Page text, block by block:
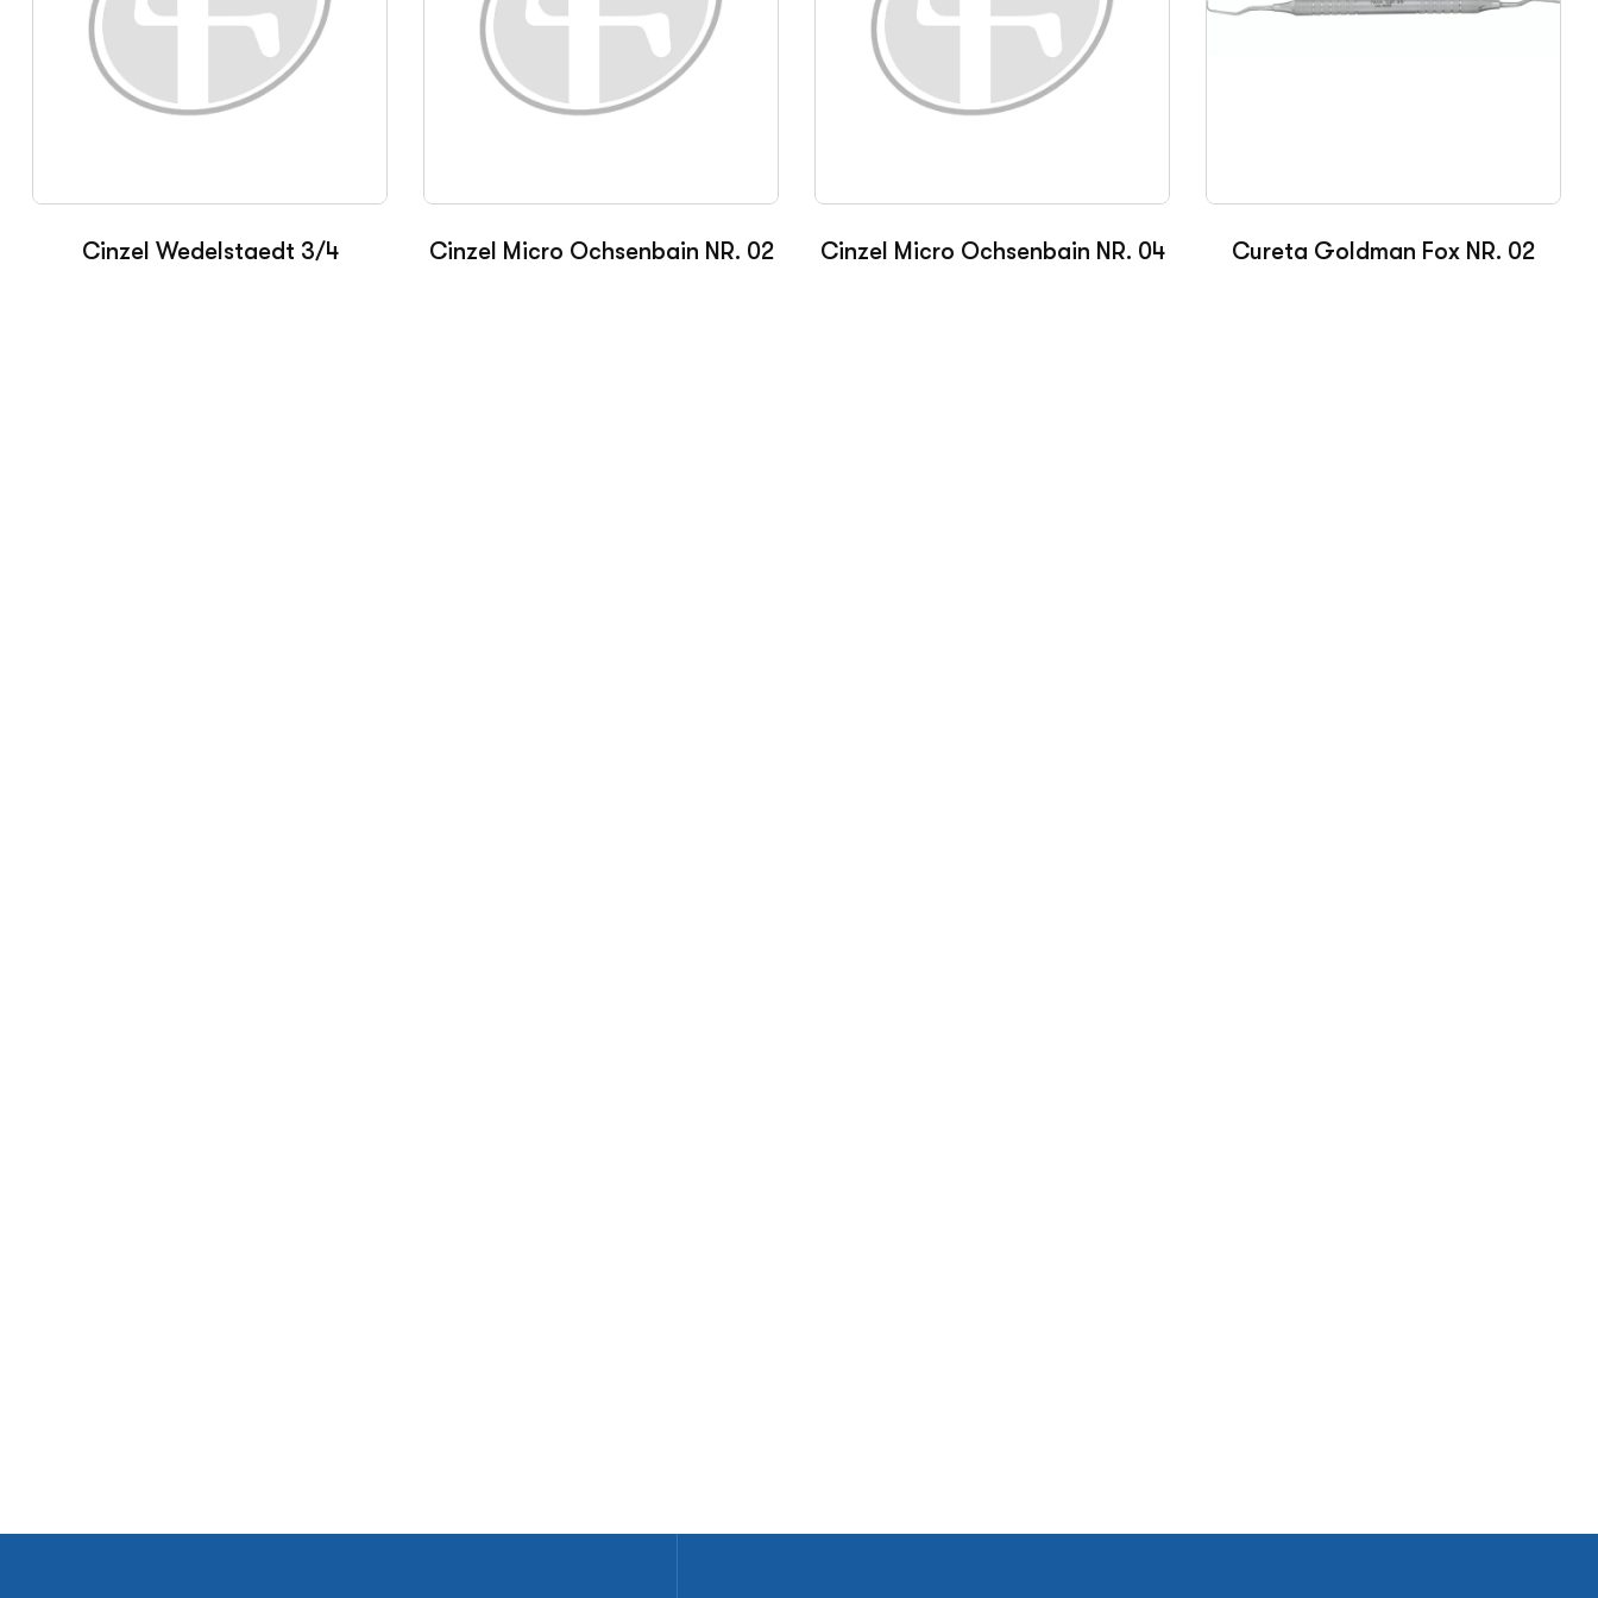
Cinzel Wedelstaedt 3/4 Cinzel Micro Ochsenbain NR. 02 Cinzel Micro Ochsenbain NR. 04 Cureta Goldman Fox NR. 02